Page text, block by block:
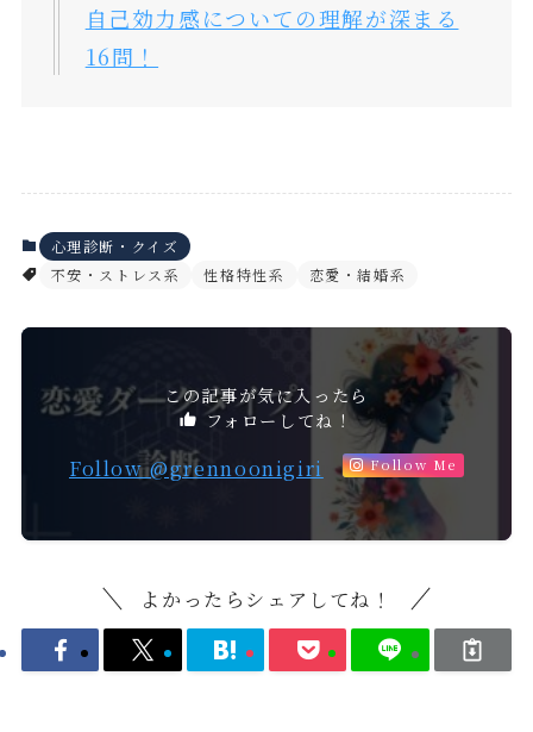
自己効力感についての理解が深まる
16問！
心理診断・クイズ
不安・ストレス系
性格特性系 恋愛・結婚系
この記事が気に入ったら
フォローしてね！
Follow @grennoonigiri Follow Me
よかったらシェアしてね！